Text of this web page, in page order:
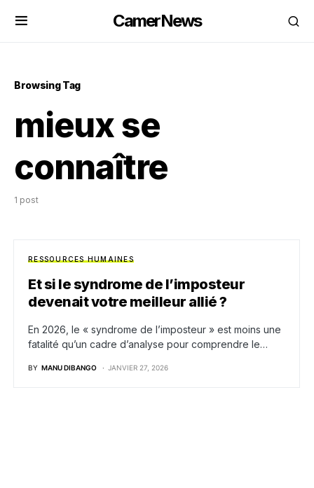
CamerNews
Browsing Tag
mieux se
connaître
1 post
RESSOURCES HUMAINES
Et si le syndrome de l’imposteur
devenait votre meilleur allié ?
En 2026, le « syndrome de l’imposteur » est moins une
fatalité qu’un cadre d’analyse pour comprendre le…
BY MANU DIBANGO JANVIER 27, 2026